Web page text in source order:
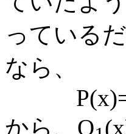
っている
なら、
から、Q